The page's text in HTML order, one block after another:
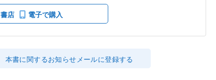
書店 電子で購入
本書に関するお知らせメールに登録する